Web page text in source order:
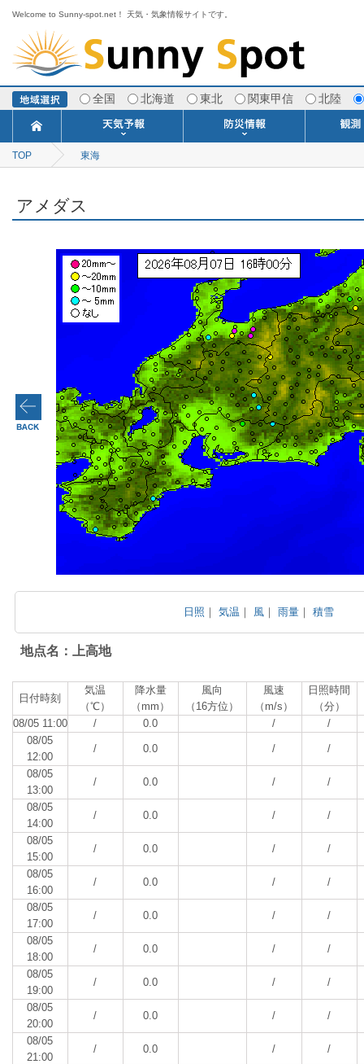
Welcome to Sunny-spot.net！ 天気・気象情報サイトです。
全国 北海道 東北 関東甲信 北陸
今日明日の天気
ポイント予報
週間天気予報
寒・暖候期予報
TOP 東海
アメダス
日照 ｜気温 ｜ 風 ｜雨量 ｜積雪
地点名：上高地
日付時刻
気温
（℃）
降水量
（mm）
風向
（16方位）
風速
（m/s）
日照時間
（分）
08/05 11:00
/ 0.0 /
/
08/05
12:00
/ 0.0 / /
08/05
13:00
/ 0.0 / /
08/05
14:00
/ 0.0 / /
08/05
15:00
/ 0.0 / /
08/05
16:00
/ 0.0 / /
08/05
17:00
/ 0.0 / /
08/05
18:00
/ 0.0 / /
08/05
19:00
/ 0.0 / /
08/05
20:00
/ 0.0 / /
08/05
21:00
/ 0.0 / /